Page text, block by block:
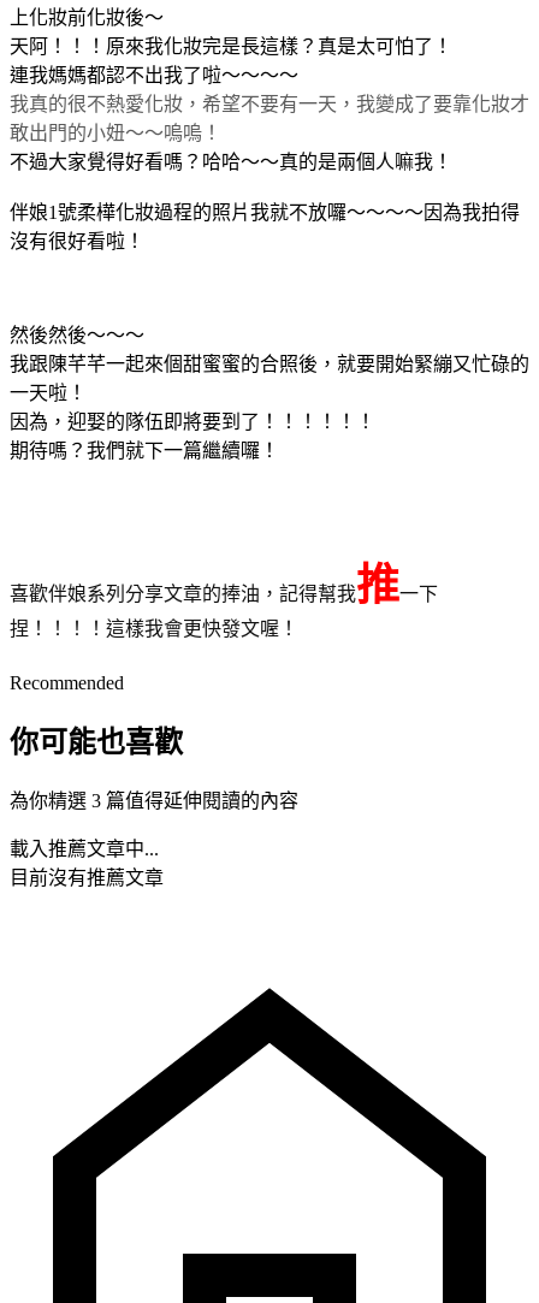
上化妝前化妝後～
天阿！！！原來我化妝完是長這樣？真是太可怕了！
連我媽媽都認不出我了啦～～～～
我真的很不熱愛化妝，希望不要有一天，我變成了要靠化妝才
敢出門的小妞～～嗚嗚！
不過大家覺得好看嗎？哈哈～～真的是兩個人嘛我！
伴娘1號柔樺化妝過程的照片我就不放囉～～～～因為我拍得
沒有很好看啦！
然後然後～～～
我跟陳芊芊一起來個甜蜜蜜的合照後，就要開始緊繃又忙碌的
一天啦！
因為，迎娶的隊伍即將要到了！！！！！！
期待嗎？我們就下一篇繼續囉！
喜歡伴娘系列分享文章的捧油，記得幫我推一下
捏！！！！這樣我會更快發文喔！
Recommended
你可能也喜歡
為你精選 3 篇值得延伸閱讀的內容
載入推薦文章中...
目前沒有推薦文章